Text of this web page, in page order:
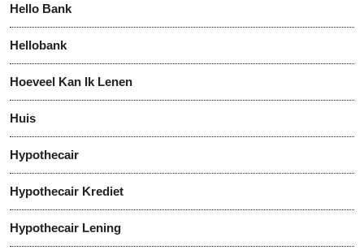
Hello Bank
Hellobank
Hoeveel Kan Ik Lenen
Huis
Hypothecair
Hypothecair Krediet
Hypothecair Lening